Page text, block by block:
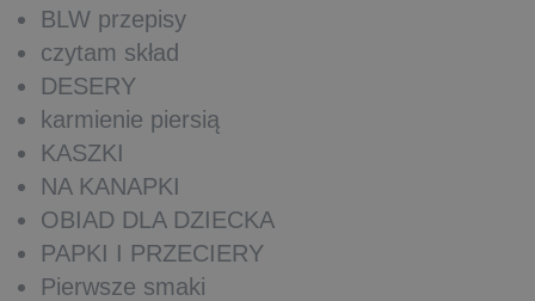
BLW przepisy
czytam skład
DESERY
karmienie piersią
KASZKI
NA KANAPKI
OBIAD DLA DZIECKA
PAPKI I PRZECIERY
Pierwsze smaki